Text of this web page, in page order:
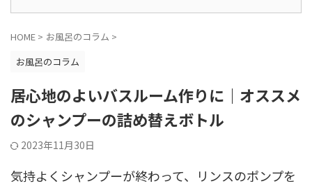
HOME > お風呂のコラム >
お風呂のコラム
居心地のよいバスルーム作りに｜オススメ
のシャンプーの詰め替えボトル
2023年11月30日
気持よくシャンプーが終わって、リンスのポンプを